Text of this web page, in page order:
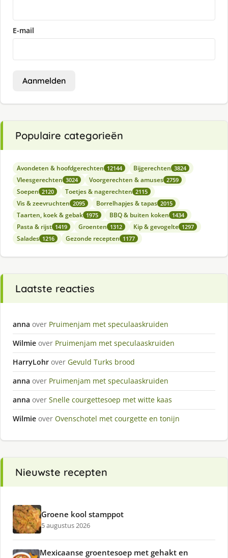
E-mail
Aanmelden
Populaire categorieën
Avondeten & hoofdgerechten 12144 Bijgerechten 3824
Vleesgerechten 3024 Voorgerechten & amuses 2759
Soepen 2120 Toetjes & nagerechten 2115
Vis & zeevruchten 2095 Borrelhapjes & tapas 2015
Taarten, koek & gebak 1975 BBQ & buiten koken 1434
Pasta & rijst 1419 Groenten 1312 Kip & gevogelte 1297
Salades 1216 Gezonde recepten 1177
Laatste reacties
anna over Pruimenjam met speculaaskruiden
Wilmie over Pruimenjam met speculaaskruiden
HarryLohr over Gevuld Turks brood
anna over Pruimenjam met speculaaskruiden
anna over Snelle courgettesoep met witte kaas
Wilmie over Ovenschotel met courgette en tonijn
Nieuwste recepten
Groene kool stamppot
5 augustus 2026
Mexicaanse groentesoep met gehakt en